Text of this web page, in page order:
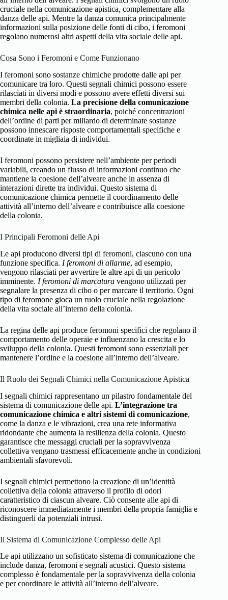
cruciale nella comunicazione apistica, complementare alla
danza delle api. Mentre la danza comunica principalmente
informazioni sulla posizione delle fonti di cibo, i feromoni
regolano numerosi altri aspetti della vita sociale delle api.
Cosa Sono i Feromoni e Come Funzionano
I feromoni sono sostanze chimiche prodotte dalle api per
comunicare tra loro. Questi segnali chimici possono essere
rilasciati in diversi modi e possono avere effetti diversi sui
membri della colonia. La precisione della comunicazione
chimica nelle api è straordinaria, poiché concentrazioni
dell’ordine di parti per miliardo di determinate sostanze
possono innescare risposte comportamentali specifiche e
coordinate in migliaia di individui.
I feromoni possono persistere nell’ambiente per periodi
variabili, creando un flusso di informazioni continuo che
mantiene la coesione dell’alveare anche in assenza di
interazioni dirette tra individui. Questo sistema di
comunicazione chimica permette il coordinamento delle
attività all’interno dell’alveare e contribuisce alla coesione
della colonia.
I Principali Feromoni delle Api
Le api producono diversi tipi di feromoni, ciascuno con una
funzione specifica. I feromoni di allarme, ad esempio,
vengono rilasciati per avvertire le altre api di un pericolo
imminente. I feromoni di marcatura vengono utilizzati per
segnalare la presenza di cibo o per marcare il territorio. Ogni
tipo di feromone gioca un ruolo cruciale nella regolazione
della vita sociale all’interno della colonia.
La regina delle api produce feromoni specifici che regolano il
comportamento delle operaie e influenzano la crescita e lo
sviluppo della colonia. Questi feromoni sono essenziali per
mantenere l’ordine e la coesione all’interno dell’alveare.
Il Ruolo dei Segnali Chimici nella Comunicazione Apistica
I segnali chimici rappresentano un pilastro fondamentale del
sistema di comunicazione delle api. L’integrazione tra
comunicazione chimica e altri sistemi di comunicazione,
come la danza e le vibrazioni, crea una rete informativa
ridondante che aumenta la resilienza della colonia. Questo
garantisce che messaggi cruciali per la sopravvivenza
collettiva vengano trasmessi efficacemente anche in condizioni
ambientali sfavorevoli.
I segnali chimici permettono la creazione di un’identità
collettiva della colonia attraverso il profilo di odori
caratteristico di ciascun alveare. Ciò consente alle api di
riconoscere immediatamente i membri della propria famiglia e
distinguerli da potenziali intrusi.
Il Sistema di Comunicazione Complesso delle Api
Le api utilizzano un sofisticato sistema di comunicazione che
include danza, feromoni e segnali acustici. Questo sistema
complesso è fondamentale per la sopravvivenza della colonia
e per coordinare le attività all’interno dell’alveare.